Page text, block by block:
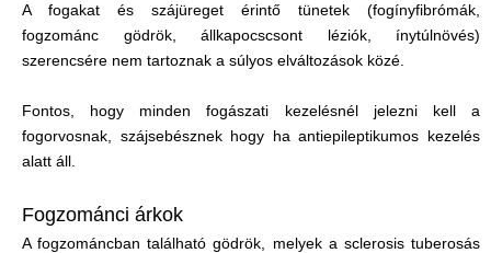
A fogakat és szájüreget érintő tünetek (fogínyfibrómák,
fogzománc gödrök, állkapocscsont léziók, ínytúlnövés)
szerencsére nem tartoznak a súlyos elváltozások közé.
Fontos, hogy minden fogászati kezelésnél jelezni kell a
fogorvosnak, szájsebésznek hogy ha antiepileptikumos kezelés
alatt áll.
Fogzománci árkok
A fogzománcban található gödrök, melyek a sclerosis tuberosás